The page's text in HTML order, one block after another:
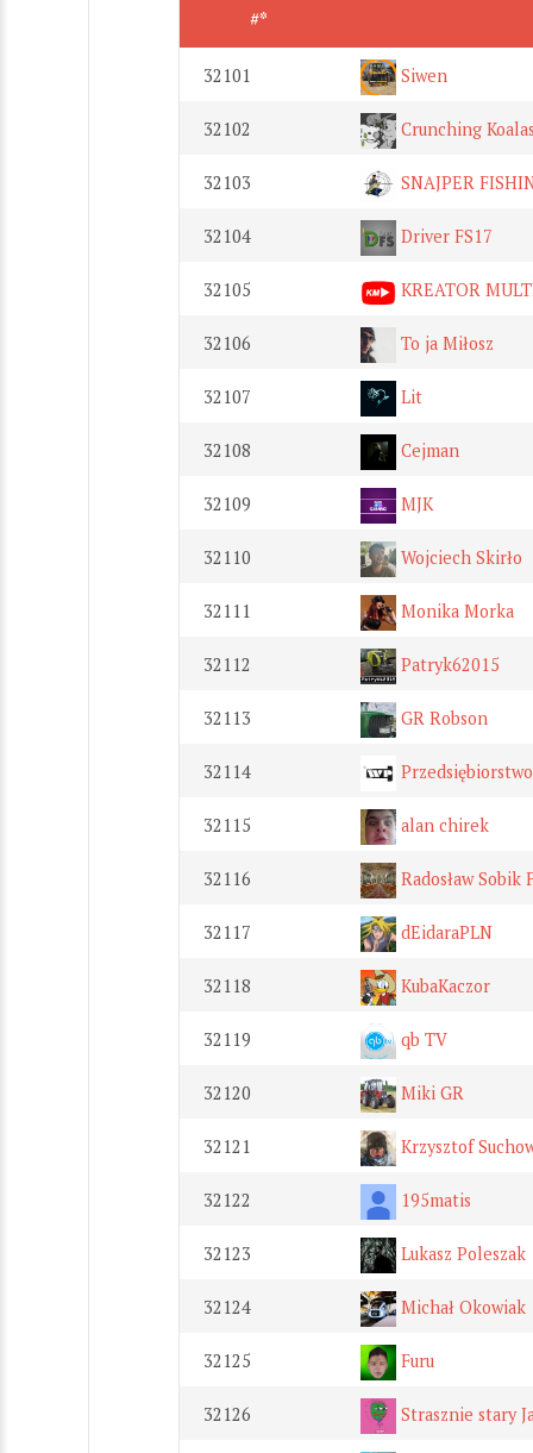
#*
32101 Siwen
32102 Crunching
32103 SNAJPER
32104 Driver FS17
32105 KREATOR
32106 To ja Miłosz
32107 Lit
32108 Cejman
32109 MJK
32110 Wojciech Skirło
32111 Monika Morka
32112 Patryk62015
32113 GR Robson
32114
32115 alan chirek
32116 Radosław
32117 dEidaraPLN
32118 KubaKaczor
32119 qb TV
32120 Miki GR
32121 Krzysztof
32122 195matis
32123 Lukasz Poleszak
32124 Michał Okowiak
32125 Furu
32126 Strasznie stary